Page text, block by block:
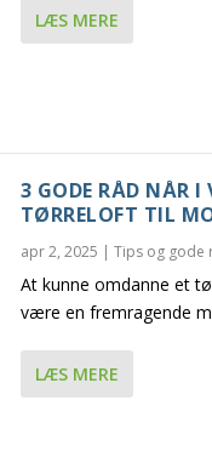
LÆS MERE
3 GODE RÅD NÅR I
TØRRELOFT TIL
apr 2, 2025 | Tips og gode
At kunne omdanne et
være en fremragende
LÆS MERE